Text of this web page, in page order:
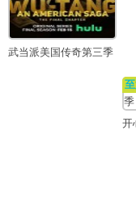
武当派美国传奇第三季
开